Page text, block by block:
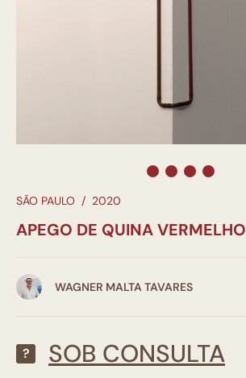
SÃO PAULO / 2020
APEGO DE QUINA VERMELHO
WAGNER MALTA TAVARES
? SOB CONSULTA